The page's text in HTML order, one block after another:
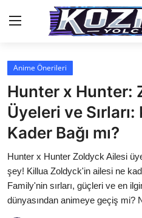
Anasayfa
Genel
İletişim
Anime Önerileri
Kore Dünyası
Anime Önerileri
Hunter x Hunter:
Üyeleri ve Sırları:
Kader Bağı mı?
Hunter x Hunter Zoldyck Ailesi
şey! Killua Zoldyck'in ailesi ne
Family'nin sırları, güçleri ve en
dünyasından animeye geçiş mi?